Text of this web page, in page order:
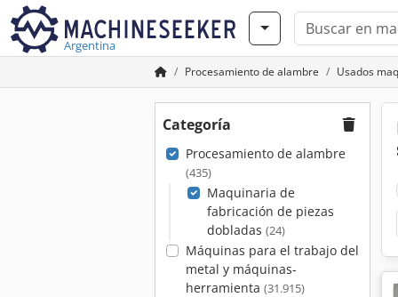
Argentina
Procesamiento de alambre Usados
Categoría
Procesamiento de alambre
(435)
Maquinaria de
fabricación de piezas
dobladas (24)
Máquinas para el trabajo del
metal y máquinas-
herramienta (31.915)